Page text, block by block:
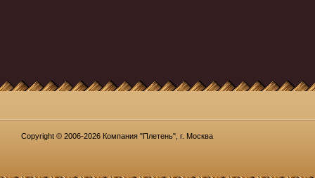
Copyright © 2006-2026 Компания "Плетень", г. Москва